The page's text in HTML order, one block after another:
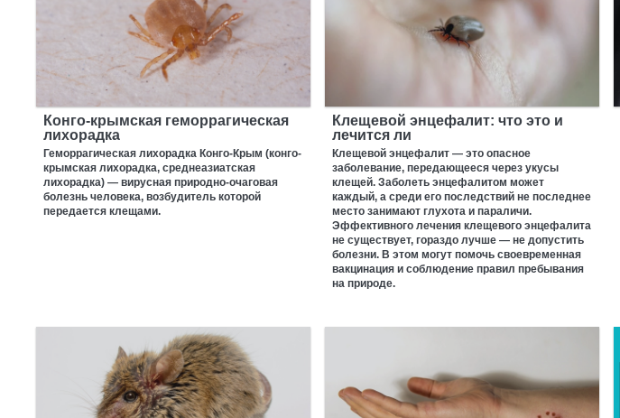
Конго-крымская геморрагическая
лихорадка
Геморрагическая лихорадка Конго-Крым (конго-
крымская лихорадка, среднеазиатская
лихорадка) — вирусная природно-очаговая
болезнь человека, возбудитель которой
передается клещами.
Клещевой энцефалит: что это и
лечится ли
Клещевой энцефалит — это опасное
заболевание, передающееся через укусы
клещей. Заболеть энцефалитом может
каждый, а среди его последствий не последнее
место занимают глухота и параличи.
Эффективного лечения клещевого энцефалита
не существует, гораздо лучше — не допустить
болезни. В этом могут помочь своевременная
вакцинация и соблюдение правил пребывания
на природе.